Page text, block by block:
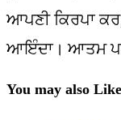
ਆਪਣੀ ਕਿਰਪਾ
ਆਇੰਦਾ। ਆਤਮ
You may also